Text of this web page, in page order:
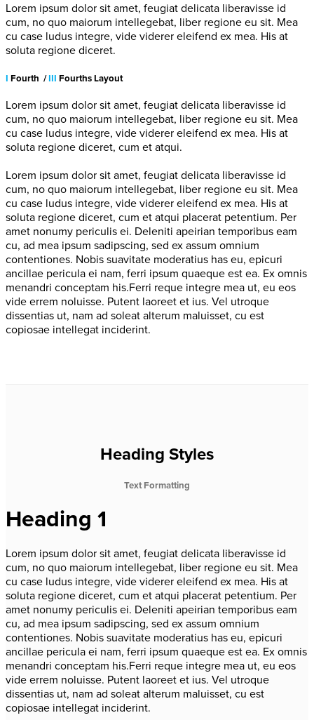
Lorem ipsum dolor sit amet, feugiat delicata liberavisse id
cum, no quo maiorum intellegebat, liber regione eu sit. Mea
cu case ludus integre, vide viderer eleifend ex mea. His at
soluta regione diceret.
I Fourth /III Fourths Layout
Lorem ipsum dolor sit amet, feugiat delicata liberavisse id
cum, no quo maiorum intellegebat, liber regione eu sit. Mea
cu case ludus integre, vide viderer eleifend ex mea. His at
soluta regione diceret, cum et atqui.
Lorem ipsum dolor sit amet, feugiat delicata liberavisse id
cum, no quo maiorum intellegebat, liber regione eu sit. Mea
cu case ludus integre, vide viderer eleifend ex mea. His at
soluta regione diceret, cum et atqui placerat petentium. Per
amet nonumy periculis ei. Deleniti apeirian temporibus eam
cu, ad mea ipsum sadipscing, sed ex assum omnium
contentiones. Nobis suavitate moderatius has eu, epicuri
ancillae pericula ei nam, ferri ipsum quaeque est ea. Ex omnis
menandri conceptam his.Ferri reque integre mea ut, eu eos
vide errem noluisse. Putent laoreet et ius. Vel utroque
dissentias ut, nam ad soleat alterum maluisset, cu est
copiosae intellegat inciderint.
Heading Styles
Text Formatting
Heading 1
Lorem ipsum dolor sit amet, feugiat delicata liberavisse id
cum, no quo maiorum intellegebat, liber regione eu sit. Mea
cu case ludus integre, vide viderer eleifend ex mea. His at
soluta regione diceret, cum et atqui placerat petentium. Per
amet nonumy periculis ei. Deleniti apeirian temporibus eam
cu, ad mea ipsum sadipscing, sed ex assum omnium
contentiones. Nobis suavitate moderatius has eu, epicuri
ancillae pericula ei nam, ferri ipsum quaeque est ea. Ex omnis
menandri conceptam his.Ferri reque integre mea ut, eu eos
vide errem noluisse. Putent laoreet et ius. Vel utroque
dissentias ut, nam ad soleat alterum maluisset, cu est
copiosae intellegat inciderint.